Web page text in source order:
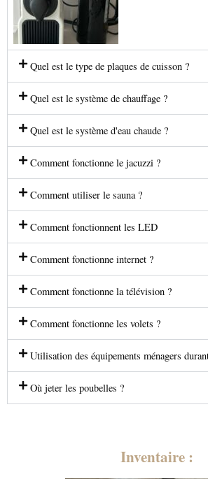
Quel est le type de plaques de cuisson ?
Quel est le système de chauffage ?
Quel est le système d'eau chaude ?
Comment fonctionne le jacuzzi ?
Comment utiliser le sauna ?
Comment fonctionnent les LED
Comment fonctionne internet ?
Comment fonctionne la télévision ?
Comment fonctionne les volets ?
Utilisation des équipements ménagers
Où jeter les poubelles ?
Inventaire :